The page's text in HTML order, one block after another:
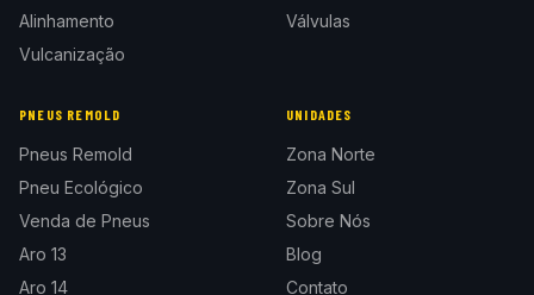
Alinhamento
Vulcanização
Válvulas
PNEUS REMOLD
Pneus Remold
Pneu Ecológico
Venda de Pneus
Aro 13
Aro 14
UNIDADES
Zona Norte
Zona Sul
Sobre Nós
Blog
Contato